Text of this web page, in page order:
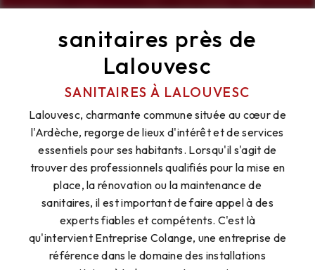
sanitaires près de
Lalouvesc
SANITAIRES À LALOUVESC
Lalouvesc, charmante commune située au cœur de
l'Ardèche, regorge de lieux d'intérêt et de services
essentiels pour ses habitants. Lorsqu'il s'agit de
trouver des professionnels qualifiés pour la mise en
place, la rénovation ou la maintenance de
sanitaires, il est important de faire appel à des
experts fiables et compétents. C'est là
qu'intervient Entreprise Colange, une entreprise de
référence dans le domaine des installations